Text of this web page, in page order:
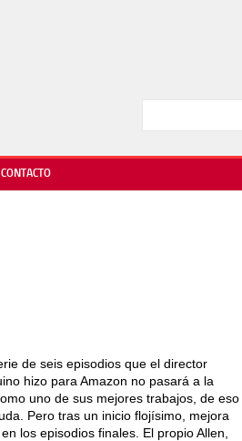
CONTACTO
de seis episodios que el director
hizo para Amazon no pasará a la
uno de sus mejores trabajos, de eso
Pero tras un inicio flojísimo, mejora
los episodios finales. El propio Allen,